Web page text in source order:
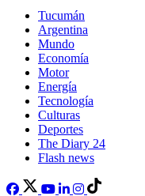
Tucumán
Argentina
Mundo
Economía
Motor
Energía
Tecnología
Culturas
Deportes
The Diary 24
Flash news